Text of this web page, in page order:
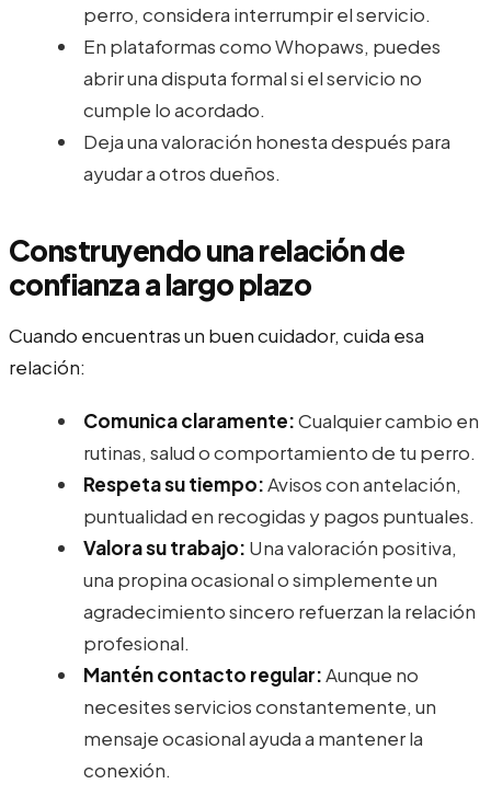
perro, considera interrumpir el servicio.
En plataformas como Whopaws, puedes
abrir una disputa formal si el servicio no
cumple lo acordado.
Deja una valoración honesta después para
ayudar a otros dueños.
Construyendo una relación de
confianza a largo plazo
Cuando encuentras un buen cuidador, cuida esa
relación:
Comunica claramente:Cualquier cambio en
rutinas, salud o comportamiento de tu perro.
Respeta su tiempo:Avisos con antelación,
puntualidad en recogidas y pagos puntuales.
Valora su trabajo: Una valoración positiva,
una propina ocasional o simplemente un
agradecimiento sincero refuerzan la relación
profesional.
Mantén contacto regular:Aunque no
necesites servicios constantemente, un
mensaje ocasional ayuda a mantener la
conexión.